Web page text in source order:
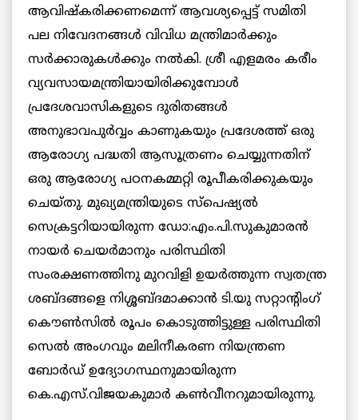
ആവിഷ്കരിക്കണമെന്ന് ആവശ്യപ്പെട്ട് സമിതി
പല നിവേദനങ്ങള്‍ വിവിധ മന്ത്രിമാര്‍ക്കും
സര്‍ക്കാരുകള്‍ക്കും നല്‍കി. ശ്രീ എളമരം കരീം
വ്യവസായമന്ത്രിയായിരിക്കുമ്പോള്‍
പ്രദേശവാസികളുടെ ദുരിതങ്ങള്‍
അനുഭാവപുര്‍വ്വം കാണുകയും പ്രദേശത്ത് ഒരു
ആരോഗ്യ പദ്ധതി ആസൂത്രണം ചെയ്യുന്നതിന്‌
ഒരു ആരോഗ്യ പഠനകമ്മറ്റി രൂപീകരിക്കുകയും
ചെയ്തു. മുഖ്യമന്ത്രിയുടെ സ്പെഷ്യല്‍
സെക്രട്ടറിയായിരുന്ന ഡോ:എം.പി.സുകുമാരന്‍
നായര്‍ ചെയര്‍മാനും പരിസ്ഥിതി
സംരക്ഷണത്തിനു മുറവിളി ഉയര്‍ത്തുന്ന സ്വതന്ത്ര
ശബ്ദങ്ങളെ നിശ്ശബ്ദമാക്കാന്‍ ടി.യു സറ്റാന്റിംഗ്
കൌണ്‍സില്‍ രൂപം കൊടുത്തിട്ടുള്ള പരിസ്ഥിതി
സെല്‍ അംഗവും മലിനീകരണ നിയന്ത്രണ
ബോര്‍ഡ് ഉദ്യോഗസ്ഥനുമായിരുന്ന
കെ.എസ്.വിജയകുമാര്‍ കണ്‍വീനറുമായിരുന്നു.